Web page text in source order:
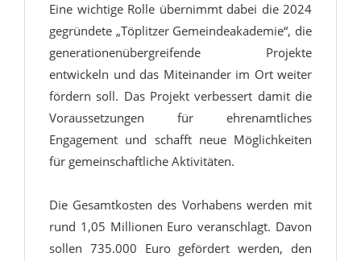
Eine wichtige Rolle übernimmt dabei die 2024
gegründete „Töplitzer Gemeindeakademie“, die
generationenübergreifende Projekte
entwickeln und das Miteinander im Ort weiter
fördern soll. Das Projekt verbessert damit die
Voraussetzungen für ehrenamtliches
Engagement und schafft neue Möglichkeiten
für gemeinschaftliche Aktivitäten.
Die Gesamtkosten des Vorhabens werden mit
rund 1,05 Millionen Euro veranschlagt. Davon
sollen 735.000 Euro gefördert werden, den